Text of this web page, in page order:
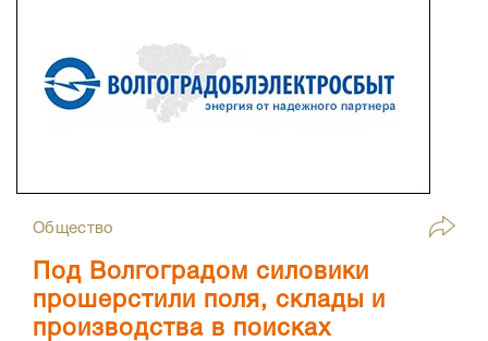
Общество
Под Волгоградом силовики
прошерстили поля, склады и
производства в поисках